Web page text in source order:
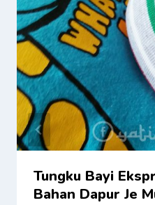
Tungku Bayi
Bahan Dapur Je